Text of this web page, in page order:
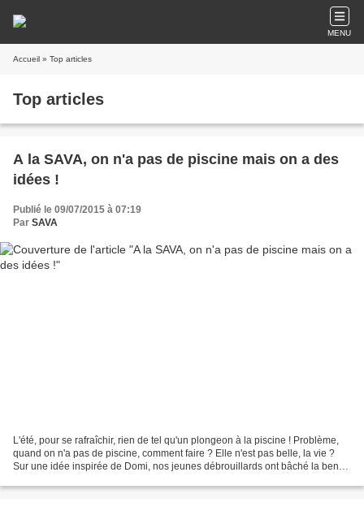
MENU
Accueil » Top articles
Top articles
A la SAVA, on n'a pas de piscine mais on a des
idées !
Publié le 09/07/2015 à 07:19
Par SAVA
L'été, pour se rafraîchir, rien de tel qu'un plongeon à la piscine ! Problème,
quand on n'a pas de piscine, comment faire ? Elle n'est pas belle, la vie ?
Sur une idée inspirée de Domi, nos jeunes débrouillards ont bâché la benne